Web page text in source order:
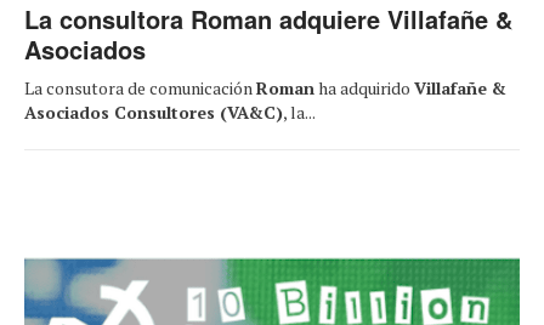
La consultora Roman adquiere Villafañe &
Asociados
La consutora de comunicaciónRomanha adquirido Villafañe &
Asociados Consultores (VA&C), la...